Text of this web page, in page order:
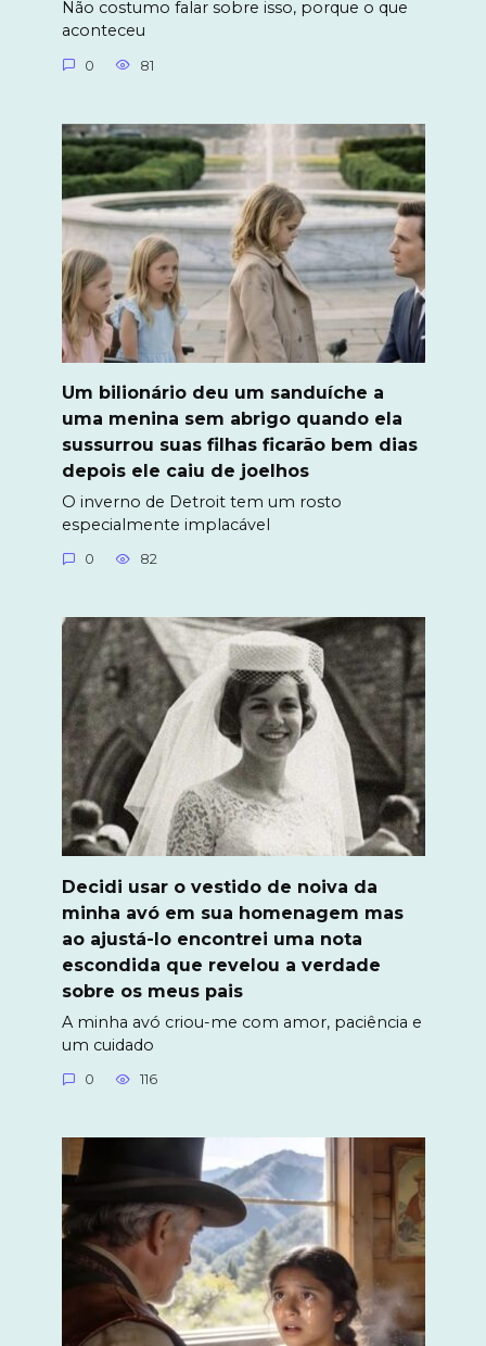
Não costumo falar sobre isso, porque o que
aconteceu
0 81
Um bilionário deu um sanduíche a
uma menina sem abrigo quando ela
sussurrou suas filhas ficarão bem dias
depois ele caiu de joelhos
O inverno de Detroit tem um rosto
especialmente implacável
0 82
Decidi usar o vestido de noiva da
minha avó em sua homenagem mas
ao ajustá-lo encontrei uma nota
escondida que revelou a verdade
sobre os meus pais
A minha avó criou-me com amor, paciência e
um cuidado
0 116